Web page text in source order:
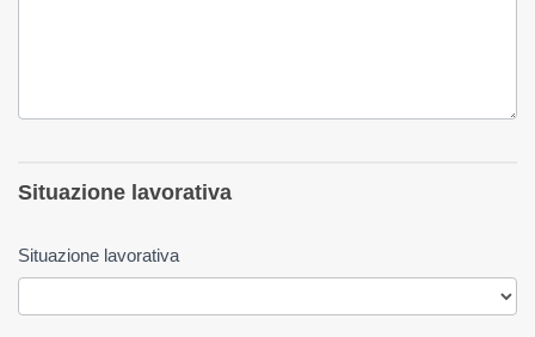
Situazione lavorativa
Situazione lavorativa